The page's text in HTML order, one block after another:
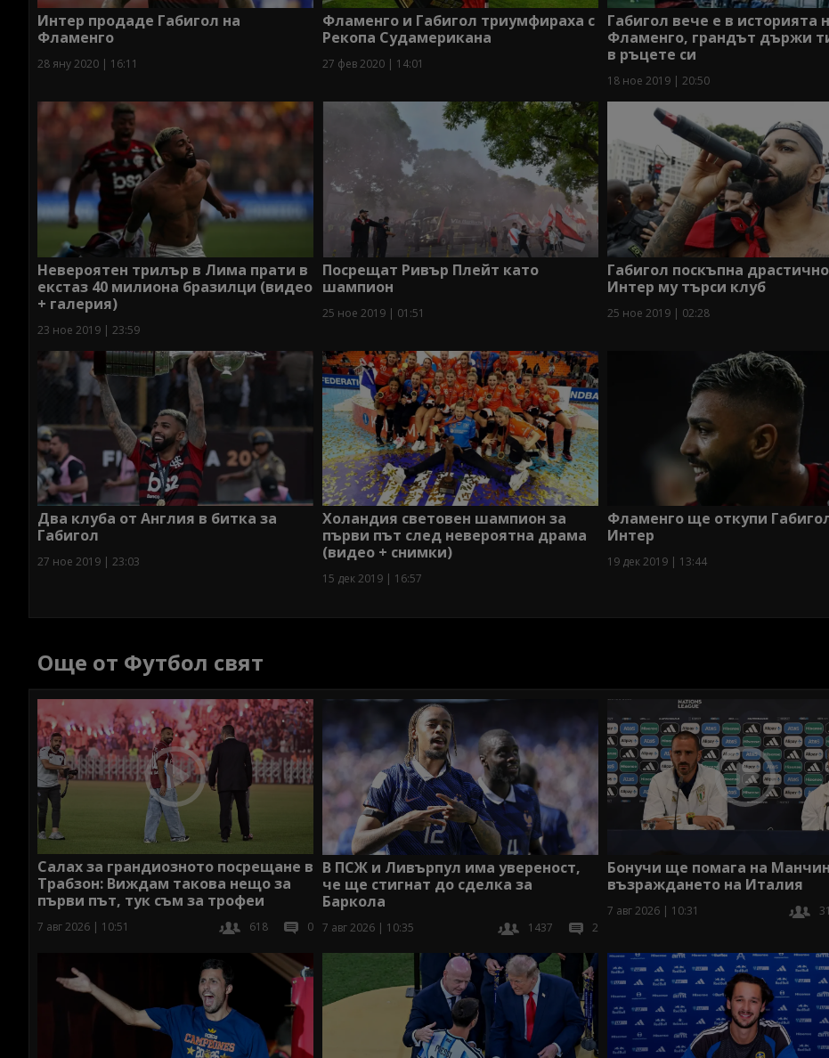
Интер продаде Габигол на
Фламенго
28 яну 2020 | 16:11
Фламенго и Габигол триумфираха с
Рекопа Судамерикана
27 фев 2020 | 14:01
Габигол вече е в историята
Фламенго, грандът държи
в ръцете си
18 ное 2019 | 20:50
Невероятен трилър в Лима прати в
екстаз 40 милиона бразилци (видео
+ галерия)
23 ное 2019 | 23:59
Посрещат Ривър Плейт като
шампион
25 ное 2019 | 01:51
Габигол поскъпна
Интер му търси клуб
25 ное 2019 | 02:28
Два клуба от Англия в битка за
Габигол
27 ное 2019 | 23:03
Холандия световен шампион за
първи път след невероятна драма
(видео + снимки)
15 дек 2019 | 16:57
Фламенго ще откупи
Интер
19 дек 2019 | 13:44
Още от Футбол свят
Салах за грандиозното посрещане в
Трабзон: Виждам такова нещо за
първи път, тук съм за трофеи
7 авг 2026 | 10:51 618 0
В ПСЖ и Ливърпул има увереност,
че ще стигнат до сделка за
Баркола
7 авг 2026 | 10:35 1437 2
Бонучи ще помага на
възраждането на Италия
7 авг 2026 | 10:31